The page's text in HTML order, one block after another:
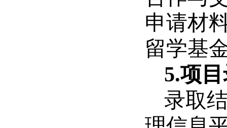
申请材
留学基
5.项
录取